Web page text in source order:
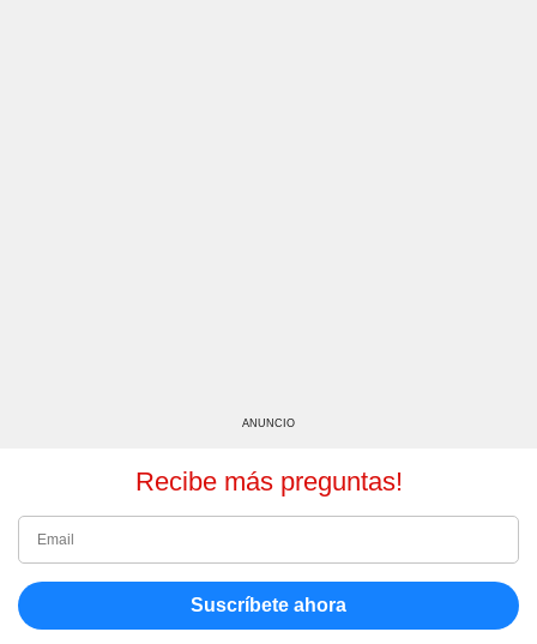
ANUNCIO
Recibe más preguntas!
Suscríbete ahora